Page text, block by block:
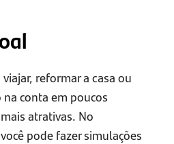
reformar a casa ou
conta em poucos
atrativas. No
pode fazer simulações